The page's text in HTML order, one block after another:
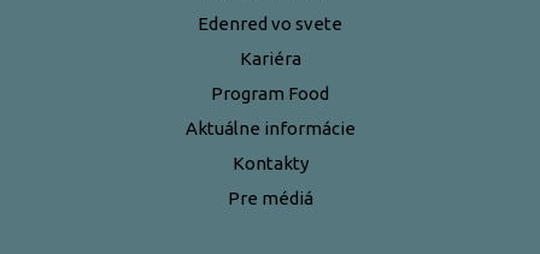
Edenred vo svete
Kariéra
Program Food
Aktuálne informácie
Kontakty
Pre médiá